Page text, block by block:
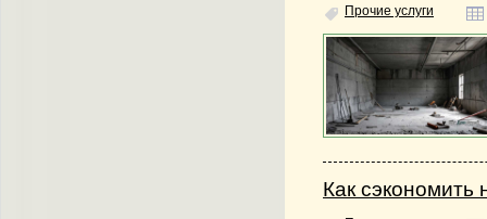
Прочие услуги
Как